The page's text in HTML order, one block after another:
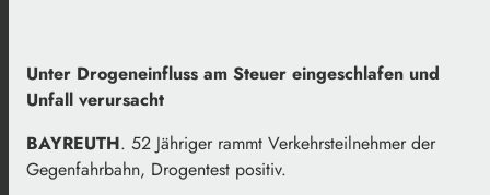
Unter Drogeneinfluss am Steuer eingeschlafen und
Unfall verursacht
BAYREUTH. 52 Jähriger rammt Verkehrsteilnehmer der
Gegenfahrbahn, Drogentest positiv.